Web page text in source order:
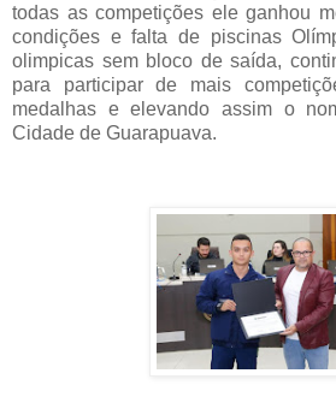
todas as competições ele ganhou
condições e falta de piscinas
olimpicas sem bloco de saída,
para participar de mais
medalhas e elevando assim o
Cidade de Guarapuava.